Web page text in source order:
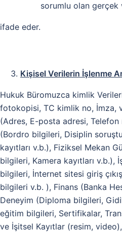
sorumlu olan
ifade eder.
Kişisel Verilerin İşlenme
Hukuk Büromuzca kimlik
fotokopisi, TC kimlik no, İmza,
(Adres, E-posta adresi,
(Bordro bilgileri, Disiplin
kayıtları v.b.), Fiziksel Mekan
bilgileri, Kamera kayıtları v.b.),
bilgileri, İnternet sitesi giriş
bilgileri v.b. ), Finans (Banka
Deneyim (Diploma bilgileri,
eğitim bilgileri, Sertifikalar,
ve İşitsel Kayıtlar (resim,